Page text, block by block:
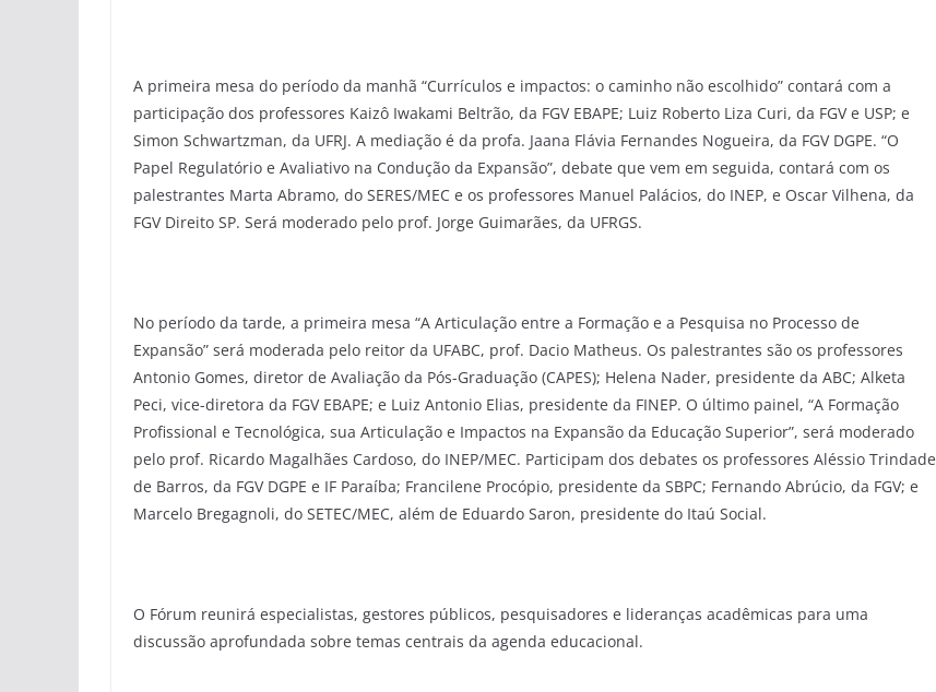
A primeira mesa do período da manhã “Currículos e impactos: o caminho não escolhido” contará com a
participação dos professores Kaizô Iwakami Beltrão, da FGV EBAPE; Luiz Roberto Liza Curi, da FGV e USP; e
Simon Schwartzman, da UFRJ. A mediação é da profa. Jaana Flávia Fernandes Nogueira, da FGV DGPE. “O
Papel Regulatório e Avaliativo na Condução da Expansão”, debate que vem em seguida, contará com os
palestrantes Marta Abramo, do SERES/MEC e os professores Manuel Palácios, do INEP, e Oscar Vilhena, da
FGV Direito SP. Será moderado pelo prof. Jorge Guimarães, da UFRGS.
No período da tarde, a primeira mesa “A Articulação entre a Formação e a Pesquisa no Processo de
Expansão” será moderada pelo reitor da UFABC, prof. Dacio Matheus. Os palestrantes são os professores
Antonio Gomes, diretor de Avaliação da Pós-Graduação (CAPES); Helena Nader, presidente da ABC; Alketa
Peci, vice-diretora da FGV EBAPE; e Luiz Antonio Elias, presidente da FINEP. O último painel, “A Formação
Profissional e Tecnológica, sua Articulação e Impactos na Expansão da Educação Superior”, será moderado
pelo prof. Ricardo Magalhães Cardoso, do INEP/MEC. Participam dos debates os professores Aléssio Trindade
de Barros, da FGV DGPE e IF Paraíba; Francilene Procópio, presidente da SBPC; Fernando Abrúcio, da FGV; e
Marcelo Bregagnoli, do SETEC/MEC, além de Eduardo Saron, presidente do Itaú Social.
O Fórum reunirá especialistas, gestores públicos, pesquisadores e lideranças acadêmicas para uma
discussão aprofundada sobre temas centrais da agenda educacional.